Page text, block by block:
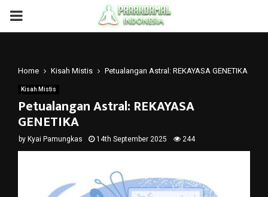
PRIMARY
Home Kisah Mistis Petualangan Astral: REKAYASA GENETIKA
Kisah Mistis
Petualangan Astral: REKAYASA
GENETIKA
by Kyai Pamungkas 14th September 2025 244